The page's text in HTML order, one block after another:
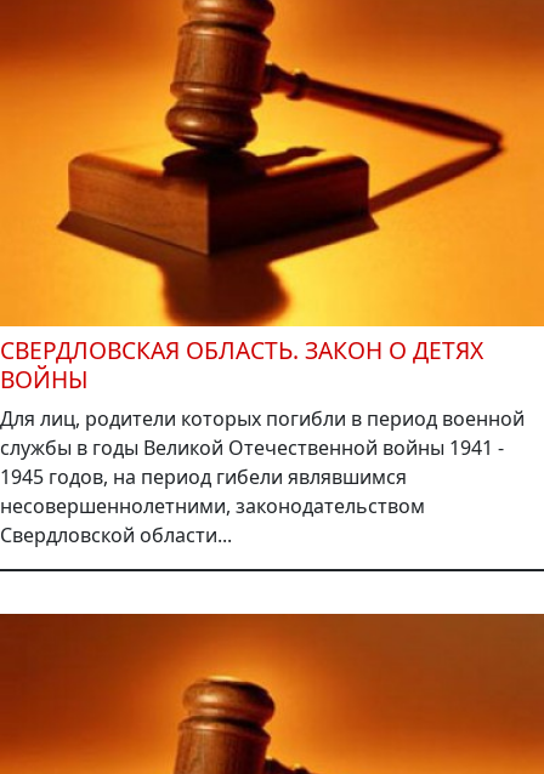
СВЕРДЛОВСКАЯ ОБЛАСТЬ. ЗАКОН О ДЕТЯХ
ВОЙНЫ
Для лиц, родители которых погибли в период военной
службы в годы Великой Отечественной войны 1941 -
1945 годов, на период гибели являвшимся
несовершеннолетними, законодательством
Свердловской области...